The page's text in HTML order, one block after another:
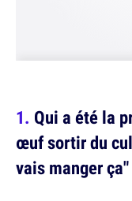
Qui a été la
œuf sortir du
vais manger